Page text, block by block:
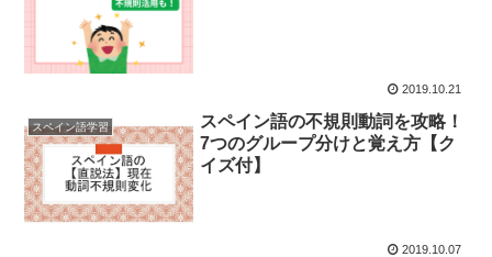
2019.10.21
スペイン語学習
スペイン語の不規則動詞を攻略！
7つのグループ分けと覚え方【ク
イズ付】
2019.10.07